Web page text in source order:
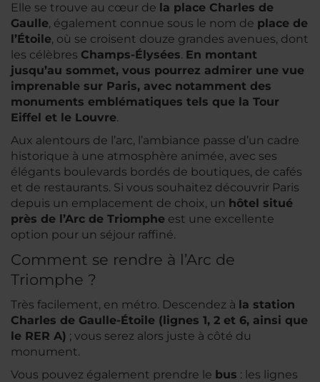
Elle se trouve au cœur de la place Charles de
Gaulle, également connue sous le nom de place de
l’Étoile, où se croisent douze grandes avenues, dont
les célèbres Champs-Élysées. En montant
jusqu’au sommet, vous pourrez admirer une vue
imprenable sur Paris, avec notamment des
monuments emblématiques tels que la Tour
Eiffel et le Louvre.
Aux alentours de l’arc, l’ambiance passe d’un cadre
historique à une atmosphère animée, avec ses
élégants boulevards bordés de boutiques, de cafés
et de restaurants. Si vous souhaitez découvrir Paris
depuis un emplacement de choix, un hôtel situé
près de l’Arc de Triomphe est une excellente
option pour un séjour raffiné.
Comment se rendre à l’Arc de
Triomphe ?
Très facilement, en métro. Descendez à la station
Charles de Gaulle-Étoile (lignes 1, 2 et 6, ainsi que
le RER A) ; vous serez alors juste à côté du
monument.
Vous pouvez également prendre le bus : les lignes